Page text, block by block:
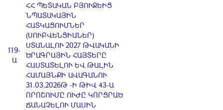
119-
Ա
ՀՀ ՊԵՏԱԿԱՆ ԲՅՈՒՋԵԻՑ
ՆՊԱՏԱԿԱՅԻՆ
ՀԱՏԿԱՑՈՒՄՆԵՐ
(ՍՈՒԲՎԵՆՑԻԱՆԵՐ)
ՍՏԱՆԱԼՈՒ 2027 ԹՎԱԿԱՆԻ
ԾՐԱԳՐԱՅԻՆ ՀԱՅՏԵՐԸ
ՀԱՍՏԱՏԵԼՈՒ ԵՎ ԹԱԼԻՆ
ՀԱՄԱՅՆՔԻ ԱՎԱԳԱՆՈՒ
31.03.2026Թ -Ի ԹԻՎ 43-Ա
ՈՐՈՇՈՒՄԸ ՈՒԺԸ ԿՈՐՑՐԱԾ
ՃԱՆԱՉԵԼՈՒ ՄԱՍԻՆ